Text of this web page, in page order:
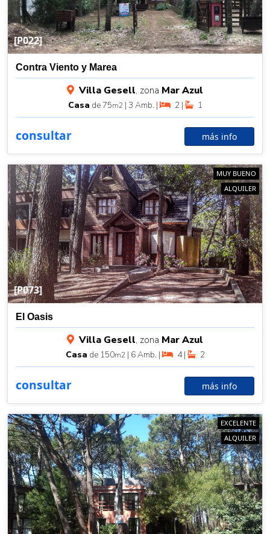
[P022]
Contra Viento y Marea
Villa Gesell, zona Mar Azul
Casa de 75m2 | 3 Amb. | 2 | 1
consultar más info
[P073]
MUY BUENO
ALQUILER
El Oasis
Villa Gesell, zona Mar Azul
Casa de 150m2 | 6 Amb. | 4 | 2
consultar más info
EXCELENTE
ALQUILER